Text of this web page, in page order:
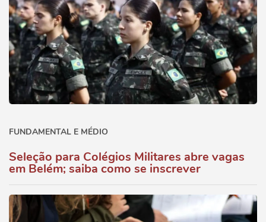
FUNDAMENTAL E MÉDIO
Seleção para Colégios Militares abre vagas
em Belém; saiba como se inscrever